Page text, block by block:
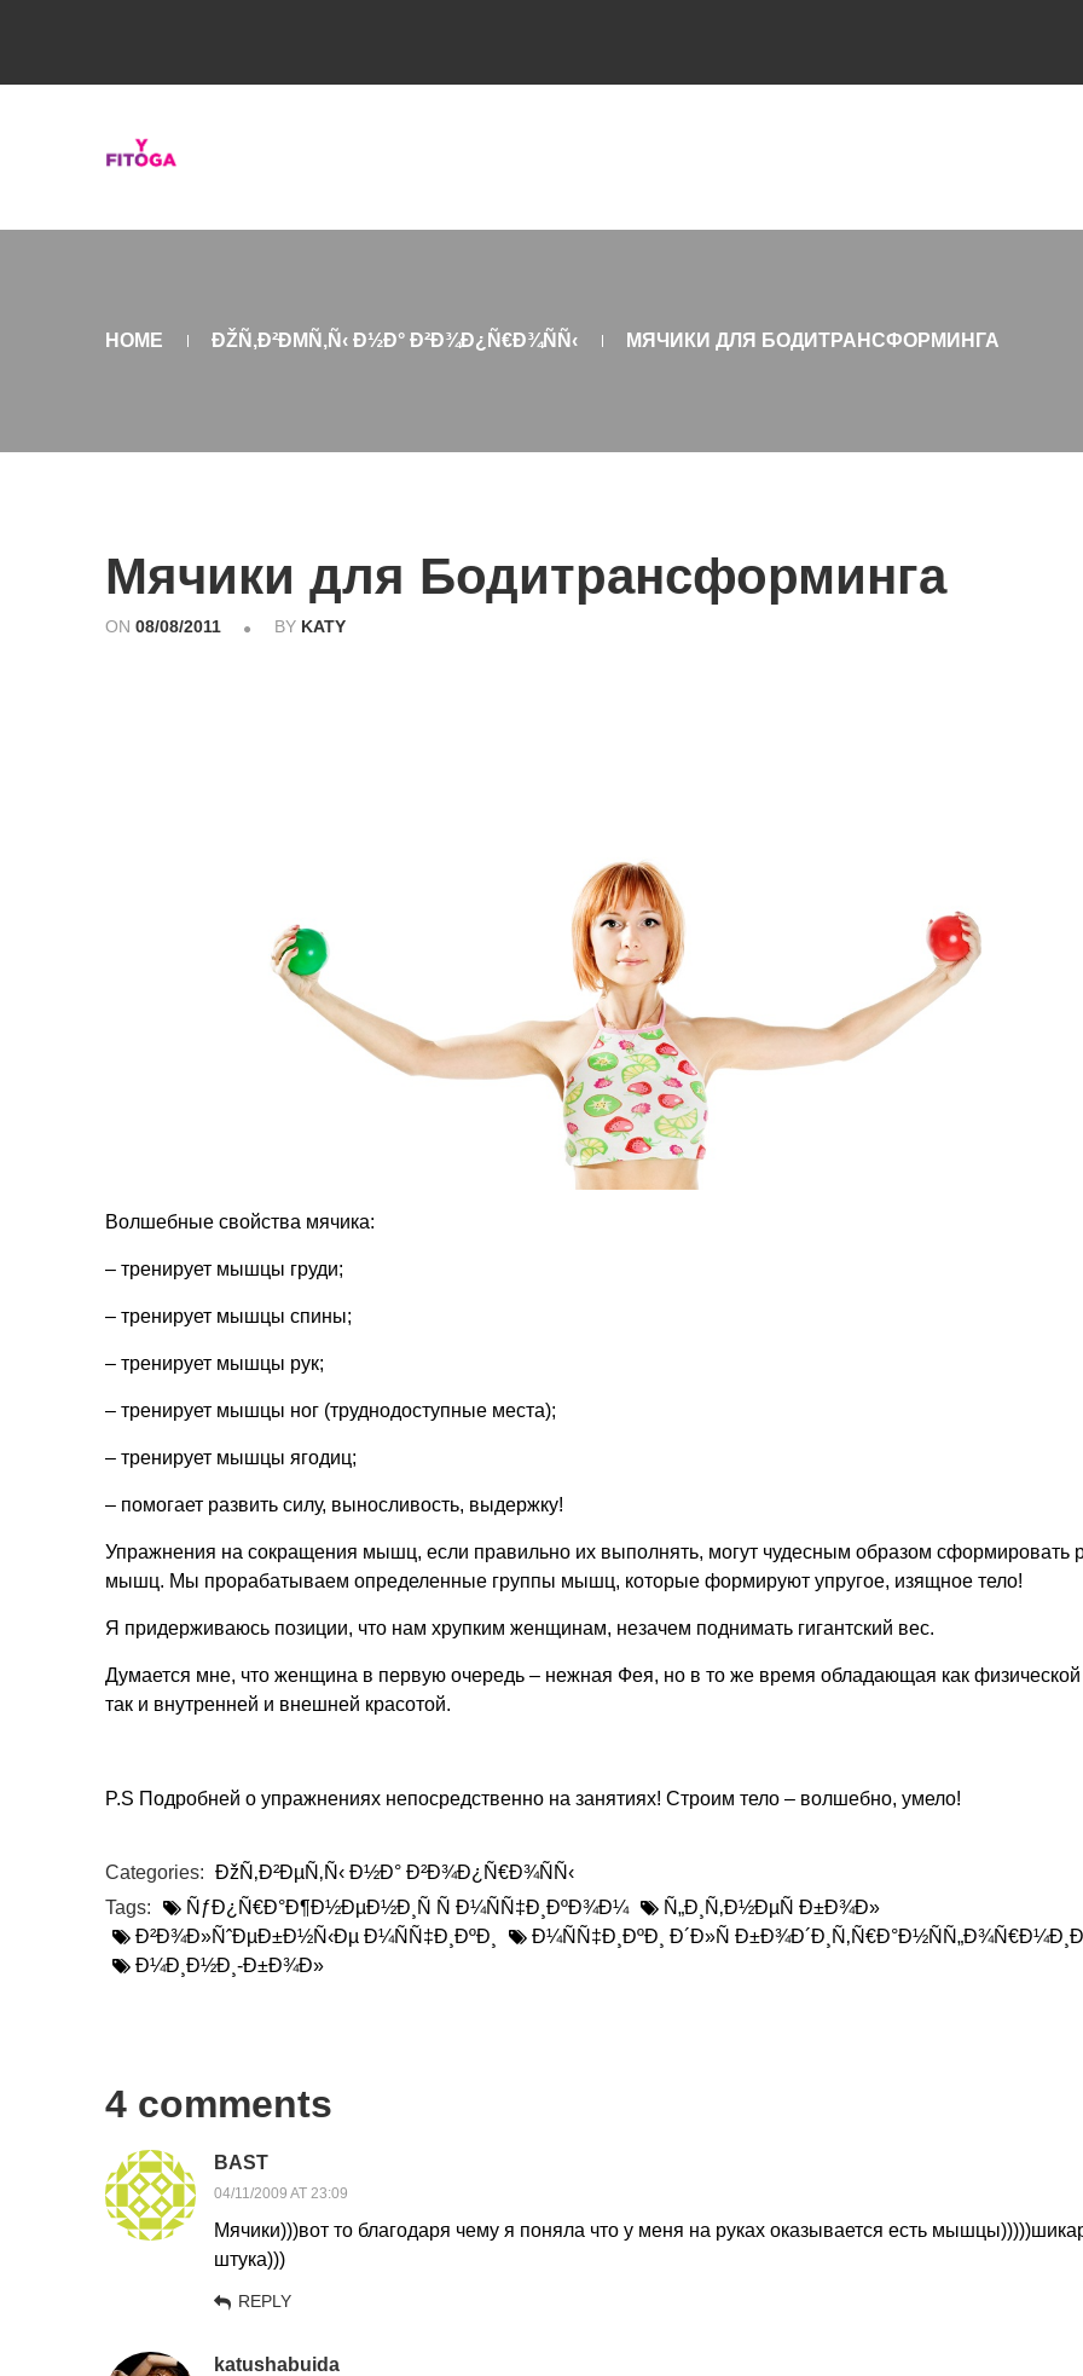
HOME ÐŽÑ‚Ð²ÐΜÑ‚Ñ‹ Ð½Ð° Ð²Ð¾Ð¿Ñ€Ð¾ÑÑ‹ МЯЧИКИ ДЛЯ БОДИТРАНСФОРМИНГА
Мячики для Бодитрансформинга
ON 08/08/2011 BY KATY
Волшебные свойства мячика:
– тренирует мышцы груди;
– тренирует мышцы спины;
– тренирует мышцы рук;
– тренирует мышцы ног (труднодоступные места);
– тренирует мышцы ягодиц;
– помогает развить силу, выносливость, выдержку!
Упражнения на сокращения мышц, если правильно их выполнять, могут чудесным образом сформировать
мышц. Мы прорабатываем определенные группы мышц, которые формируют упругое, изящное тело!
Я придерживаюсь позиции, что нам хрупким женщинам, незачем поднимать гигантский вес.
Думается мне, что женщина в первую очередь – нежная Фея, но в то же время обладающая как физической
так и внутренней и внешней красотой.
P.S Подробней о упражнениях непосредственно на занятиях! Строим тело – волшебно, умело!
Categories: ÐžÑ‚Ð²ÐµÑ‚Ñ‹ Ð½Ð° Ð²Ð¾Ð¿Ñ€Ð¾ÑÑ‹
Tags:
ÑƒÐ¿Ñ€Ð°Ð¶Ð½ÐµÐ½Ð¸Ñ Ñ Ð¼ÑÑ‡Ð¸ÐºÐ¾Ð¼
Ñ„Ð¸Ñ‚Ð½ÐµÑ Ð±Ð¾Ð»
Ð²Ð¾Ð»ÑˆÐµÐ±Ð½Ñ‹Ðµ Ð¼ÑÑ‡Ð¸ÐºÐ¸
Ð¼ÑÑ‡Ð¸ÐºÐ¸ Ð´Ð»Ñ
Ð¼Ð¸Ð½Ð¸-Ð±Ð¾Ð»
4 comments
BAST
04/11/2009 AT 23:09
Мячики)))вот то благодаря чему я поняла что у меня на руках оказывается есть
штука)))
REPLY
katushabuida